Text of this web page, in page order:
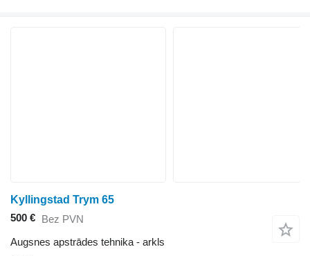
Kyllingstad Trym 65
500 € Bez PVN
Augsnes apstrādes tehnika - arkls